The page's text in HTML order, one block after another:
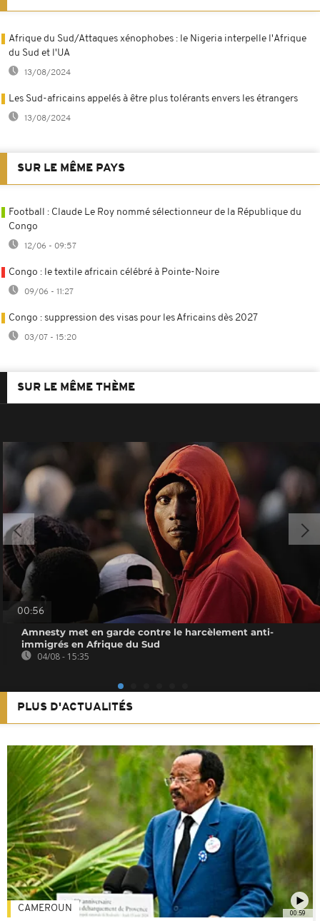
Afrique du Sud/Attaques xénophobes : le Nigeria interpelle l'Afrique
du Sud et l'UA
13/08/2024
Les Sud-africains appelés à être plus tolérants envers les étrangers
13/08/2024
SUR LE MÊME PAYS
Football : Claude Le Roy nommé sélectionneur de la République du
Congo
12/06 - 09:57
Congo : le textile africain célébré à Pointe-Noire
09/06 - 11:27
Congo : suppression des visas pour les Africains dès 2027
03/07 - 15:20
SUR LE MÊME THÈME
00:56
Amnesty met en garde contre le harcèlement anti-
immigrés en Afrique du Sud
04/08 - 15:35
PLUS D'ACTUALITÉS
00:59
CAMEROUN